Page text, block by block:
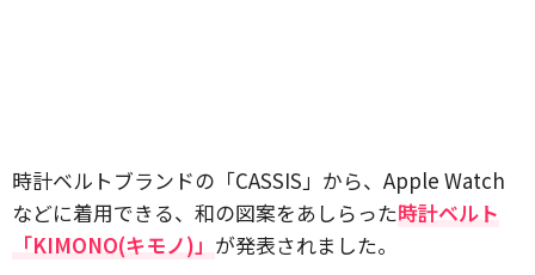
時計ベルトブランドの「CASSIS」から、Apple Watch
などに着用できる、和の図案をあしらった時計ベルト
「KIMONO(キモノ)」 が発表されました。